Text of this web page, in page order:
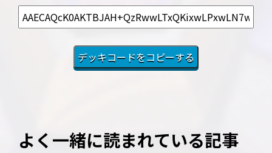
よく一緒に読まれている記事